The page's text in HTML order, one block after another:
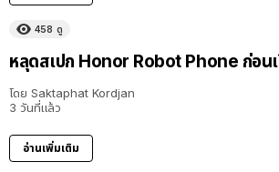
458 ดู
หลุดสเปก Honor Robot Phone ก่อน
โดย Saktaphat Kordjan
3 วันที่แล้ว
อ่านเพิ่มเติม